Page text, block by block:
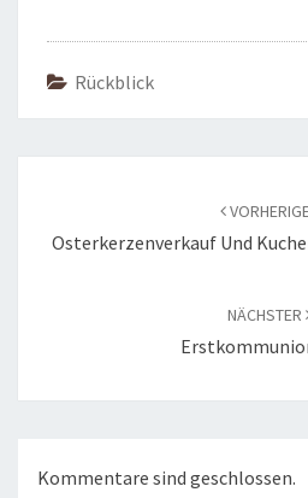
Rückblick
Osterkerzenverkauf Und
NÄCHSTER
Kommentare sind geschlossen.